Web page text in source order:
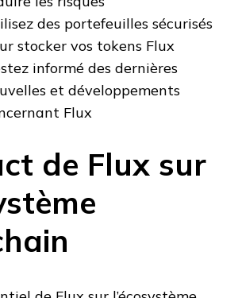
des portefeuilles sécurisés
stocker vos tokens Flux
informé des dernières
et développements
Flux
de Flux sur